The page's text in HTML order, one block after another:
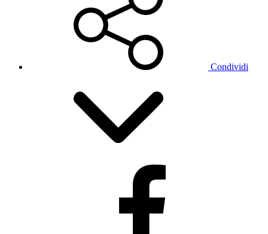
Condividi